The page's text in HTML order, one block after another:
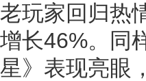
老玩家回归热
增长46%。同
星》表现亮眼